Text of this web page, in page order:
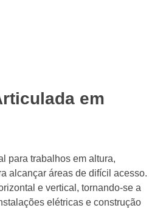
em
para trabalhos em altura,
alcançar áreas de difícil acesso.
e vertical, tornando-se a
elétricas e construção